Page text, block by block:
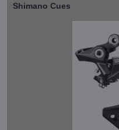
Shimano Cues